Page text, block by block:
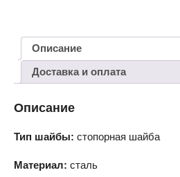
Описание
Доставка и оплата
Описание
Тип шайбы: стопорная шайба
Материал: сталь